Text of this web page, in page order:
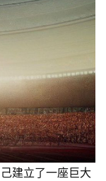
建立了一座巨大